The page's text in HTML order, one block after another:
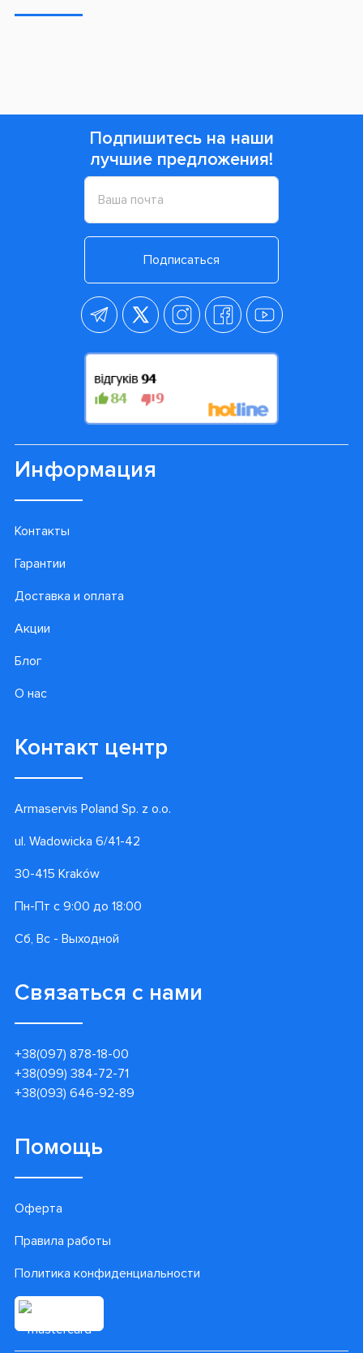
Подпишитесь на наши
лучшие предложения!
Подписаться
Информация
Контакты
Гарантии
Доставка и оплата
Акции
Блог
О нас
Контакт центр
Armaservis Poland Sp. z o.o.
ul. Wadowicka 6/41-42
30-415 Kraków
Пн-Пт с 9:00 до 18:00
Сб, Вс - Выходной
Связаться с нами
+38(097) 878-18-00
+38(099) 384-72-71
+38(093) 646-92-89
Помощь
Оферта
Правила работы
Политика конфиденциальности